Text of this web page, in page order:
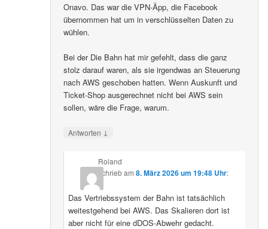
Onavo. Das war die VPN-Äpp, die Facebook
übernommen hat um in verschlüsselten Daten zu
wühlen.
Bei der Die Bahn hat mir gefehlt, dass die ganz
stolz darauf waren, als sie irgendwas an Steuerung
nach AWS geschoben hatten. Wenn Auskunft und
Ticket-Shop ausgerechnet nicht bei AWS sein
sollen, wäre die Frage, warum.
Antworten ↓
Roland
schriebam 8. März 2026 um 19:48 Uhr:
Das Vertriebssystem der Bahn ist tatsächlich
weitestgehend bei AWS. Das Skalieren dort ist
aber nicht für eine dDOS-Abwehr gedacht.